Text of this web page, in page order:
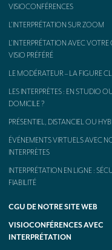
VISIOCONFÉRENCES
L’INTERPRÉTATION SUR ZOOM
L’INTERPRÉTATION AVEC
VISIO PRÉFÉRÉ
LE MODÉRATEUR – LA FIGURE
LES INTERPRÈTES : EN STUDIO
DOMICILE ?
PRÉSENTIEL, DISTANCIEL OU
ÉVÉNEMENTS VIRTUELS AVEC
INTERPRÈTES
INTERPRÉTATION EN LIGNE :
FIABILITÉ
CGU DE NOTRE SITE WEB
VISIOCONFÉRENCES AVEC
INTERPRÉTATION